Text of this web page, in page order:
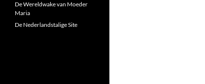
De Wereldwake van Moeder
Maria
De Nederlandstalige Site